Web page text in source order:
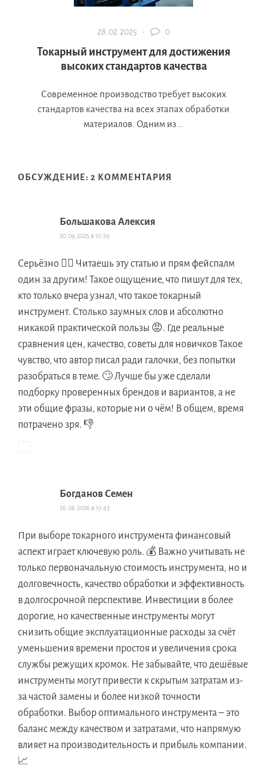
28.02.2025 · 0
Токарный инструмент для достижения
высоких стандартов качества
Современное производство требует высоких
стандартов качества на всех этапах обработки
материалов. Одним из...
ОБСУЖДЕНИЕ: 2 КОММЕНТАРИЯ
Большакова Алексия
20.09.2025 в 10:59
Серьёзно 🤦‍♀️ Читаешь эту статью и прям фейспалм
один за другим! Такое ощущение, что пишут для тех,
кто только вчера узнал, что такое токарный
инструмент. Столько заумных слов и абсолютно
никакой практической пользы 😡. Где реальные
сравнения цен, качество, советы для новичков Такое
чувство, что автор писал ради галочки, без попытки
разобраться в теме. 🙄 Лучше бы уже сделали
подборку проверенных брендов и вариантов, а не
эти общие фразы, которые ни о чём! В общем, время
потрачено зря. 👎
Богданов Семен
26.06.2026 в 17:43
При выборе токарного инструмента финансовый
аспект играет ключевую роль. 💰 Важно учитывать не
только первоначальную стоимость инструмента, но и
долговечность, качество обработки и эффективность
в долгосрочной перспективе. Инвестиции в более
дорогие, но качественные инструменты могут
снизить общие эксплуатационные расходы за счёт
уменьшения времени простоя и увеличения срока
службы режущих кромок. Не забывайте, что дешёвые
инструменты могут привести к скрытым затратам из-
за частой замены и более низкой точности
обработки. Выбор оптимального инструмента – это
баланс между качеством и затратами, что напрямую
влияет на производительность и прибыль компании.
📈